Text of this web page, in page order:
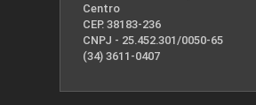
Centro
CEP. 38183-236
CNPJ - 25.452.301/0050-65
(34) 3611-0407